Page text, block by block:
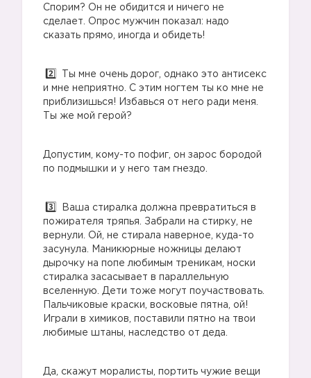
Спорим? Он не обидится и ничего не
сделает. Опрос мужчин показал: надо
сказать прямо, иногда и обидеть!
Ты мне очень дорог, однако это антисекс
и мне неприятно. С этим ногтем ты ко мне не
приблизишься! Избавься от него ради меня.
Ты же мой герой?
Допустим, кому-то пофиг, он зарос бородой
по подмышки и у него там гнездо.
Ваша стиралка должна превратиться в
пожирателя тряпья. Забрали на стирку, не
вернули. Ой, не стирала наверное, куда-то
засунула. Маникюрные ножницы делают
дырочку на попе любимым треникам, носки
стиралка засасывает в параллельную
вселенную. Дети тоже могут поучаствовать.
Пальчиковые краски, восковые пятна, ой!
Играли в химиков, поставили пятно на твои
любимые штаны, наследство от деда.
Да, скажут моралисты, портить чужие вещи